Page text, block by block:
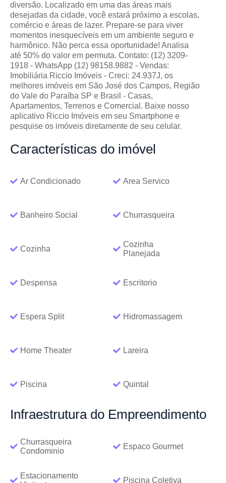
diversão. Localizado em uma das áreas mais
desejadas da cidade, você estará próximo a escolas,
comércio e áreas de lazer. Prepare-se para viver
momentos inesquecíveis em um ambiente seguro e
harmônico. Não perca essa oportunidade! Analisa
até 50% do valor em permuta. Contato: (12) 3209-
1918 - WhatsApp (12) 98158.9882 - Vendas:
Imobiliária Riccio Imóveis - Creci: 24.937J, os
melhores imóveis em São José dos Campos, Região
do Vale do Paraíba SP e Brasil - Casas,
Apartamentos, Terrenos e Comercial. Baixe nosso
aplicativo Riccio Imóveis em seu Smartphone e
pesquise os imóveis diretamente de seu celular.
Características do imóvel
Ar Condicionado Area Servico
Banheiro Social Churrasqueira
Cozinha
Cozinha
Planejada
Despensa Escritorio
Espera Split Hidromassagem
Home Theater Lareira
Piscina Quintal
Infraestruturado Empreendimento
Churrasqueira
Condominio
Espaco Gourmet
Estacionamento
Piscina Coletiva